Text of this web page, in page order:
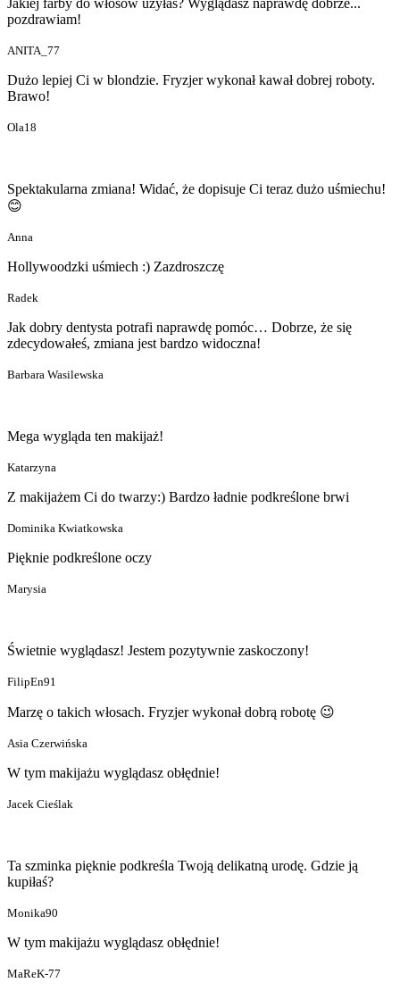
Jakiej farby do włosów użyłaś? Wyglądasz naprawdę dobrze...
pozdrawiam!
ANITA_77
Dużo lepiej Ci w blondzie. Fryzjer wykonał kawał dobrej roboty.
Brawo!
Ola18
Spektakularna zmiana! Widać, że dopisuje Ci teraz dużo uśmiechu!
😊
Anna
Hollywoodzki uśmiech :) Zazdroszczę
Radek
Jak dobry dentysta potrafi naprawdę pomóc… Dobrze, że się
zdecydowałeś, zmiana jest bardzo widoczna!
Barbara Wasilewska
Mega wygląda ten makijaż!
Katarzyna
Z makijażem Ci do twarzy:) Bardzo ładnie podkreślone brwi
Dominika Kwiatkowska
Pięknie podkreślone oczy
Marysia
Świetnie wyglądasz! Jestem pozytywnie zaskoczony!
FilipEn91
Marzę o takich włosach. Fryzjer wykonał dobrą robotę 😉
Asia Czerwińska
W tym makijażu wyglądasz obłędnie!
Jacek Cieślak
Ta szminka pięknie podkreśla Twoją delikatną urodę. Gdzie ją
kupiłaś?
Monika90
W tym makijażu wyglądasz obłędnie!
MaReK-77